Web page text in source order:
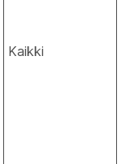
Kaikki